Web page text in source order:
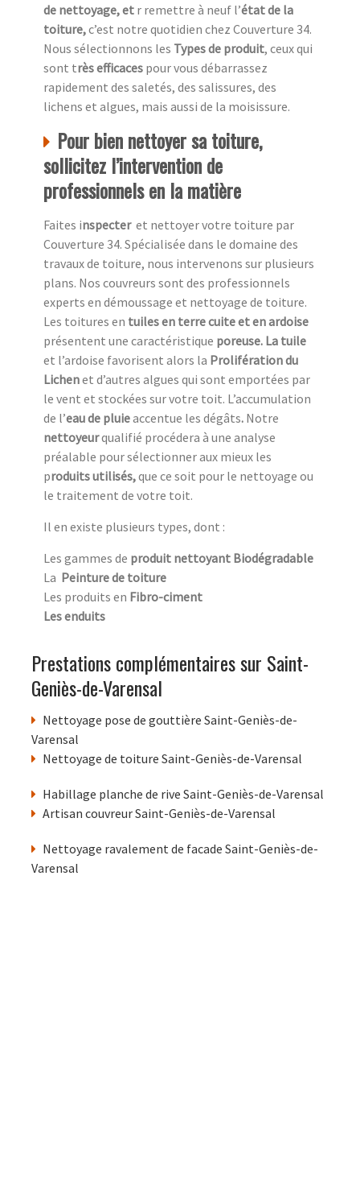
de nettoyage, et r remettre à neuf l’état de la
toiture,c’est notre quotidien chez Couverture 34.
Nous sélectionnons les Types de produit, ceux qui
sont très efficaces pour vous débarrassez
rapidement des saletés, des salissures, des
lichens et algues, mais aussi de la moisissure.
Pour bien nettoyer sa toiture,
sollicitez l’intervention de
professionnels en la matière
Faites inspecter et nettoyer votre toiture par
Couverture 34. Spécialisée dans le domaine des
travaux de toiture, nous intervenons sur plusieurs
plans. Nos couvreurs sont des professionnels
experts en démoussage et nettoyage de toiture.
Les toitures en tuiles en terre cuite et en ardoise
présentent une caractéristique poreuse. La tuile
et l’ardoise favorisent alors la Prolifération du
Lichenet d’autres algues qui sont emportées par
le vent et stockées sur votre toit. L’accumulation
de l’eau de pluieaccentue les dégâts. Notre
nettoyeurqualifié procédera à une analyse
préalable pour sélectionner aux mieux les
produits utilisés,que ce soit pour le nettoyage ou
le traitement de votre toit.
Il en existe plusieurs types, dont :
Les gammes de produit nettoyant Biodégradable
La Peinture de toiture
Les produits en Fibro-ciment
Les enduits
Prestations complémentaires sur Saint-
Geniès-de-Varensal
Nettoyage pose de gouttière Saint-Geniès-de-
Varensal
Nettoyage de toiture Saint-Geniès-de-Varensal
Habillage planche de rive Saint-Geniès-de-Varensal
Artisan couvreur Saint-Geniès-de-Varensal
Nettoyage ravalement de facade Saint-Geniès-de-
Varensal